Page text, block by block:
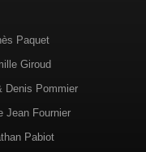
Paquet
Giroud
Denis Pommier
Jean Fournier
Pabiot